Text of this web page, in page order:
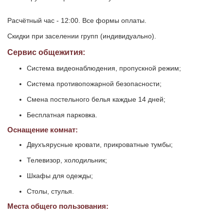
Расчётный час - 12:00. Все формы оплаты.
Скидки при заселении групп (индивидуально).
Сервис общежития:
Система видеонаблюдения, пропускной режим;
Система противопожарной безопасности;
Смена постельного белья каждые 14 дней;
Бесплатная парковка.
Оснащение комнат:
Двухъярусные кровати, прикроватные тумбы;
Телевизор, холодильник;
Шкафы для одежды;
Столы, стулья.
Места общего пользования: